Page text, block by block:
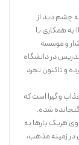
چشم دید از
لباس روحانیت خارج شد. از سال ۱۳۴۵ به همکاری با
و موسسه
پرداخت و به سال ۱۳۵۵ به تدریس در دانشگاه
و تاکنون تجرد
و گیرا است که
شده.
هریک بارها به
در زمینه مذهب،